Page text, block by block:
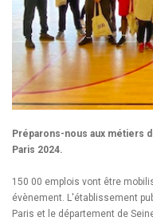
Préparons-nous aux métiers
Paris 2024.
150 00 emplois vont être
évènement. L'établissement
Paris et le département de